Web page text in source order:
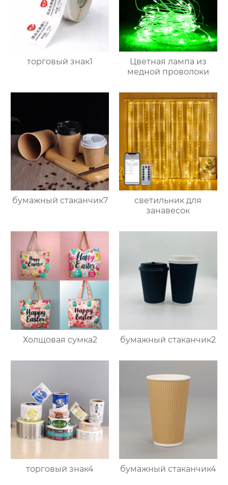
торговый знак1
Цветная лампа из
медной проволоки
бумажный стаканчик7
светильник для
занавесок
Холщовая сумка2 бумажный стаканчик2
торговый знак4 бумажный стаканчик4